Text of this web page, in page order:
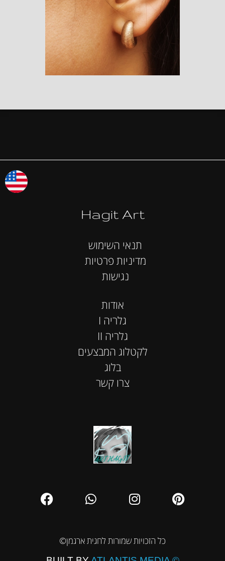
Hagit Art
אודות
I גלריה
II גלריה
לקטלוג המבצעים
בלוג
צרו קשר
תנאי השימוש
מדיניות פרטיות
נגישות
©כל הזכויות שמורות לחגית ארגמן